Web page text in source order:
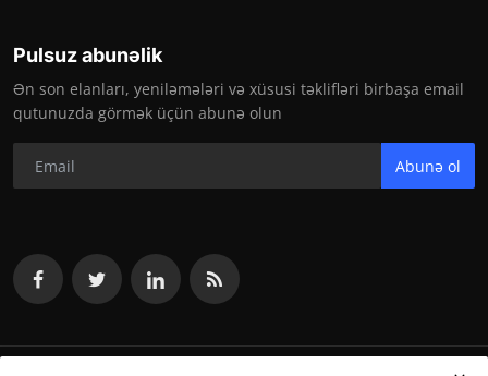
Pulsuz abunəlik
Ən son elanları, yeniləmələri və xüsusi təklifləri birbaşa email
qutunuzda görmək üçün abunə olun
Abunə ol